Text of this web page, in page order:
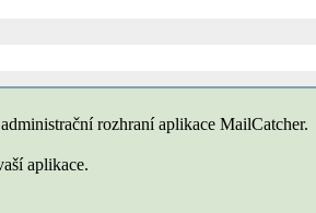
rozhraní aplikace MailCatcher.
aplikace.